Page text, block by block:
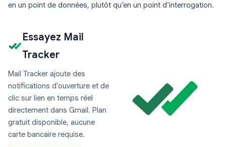
en un point de données, plutôt qu’en un point d’interrogation.
Essayez Mail
Tracker
Mail Tracker ajoute des
notifications d'ouverture et de
clic sur lien en temps réel
directement dans Gmail. Plan
gratuit disponible, aucune
carte bancaire requise.